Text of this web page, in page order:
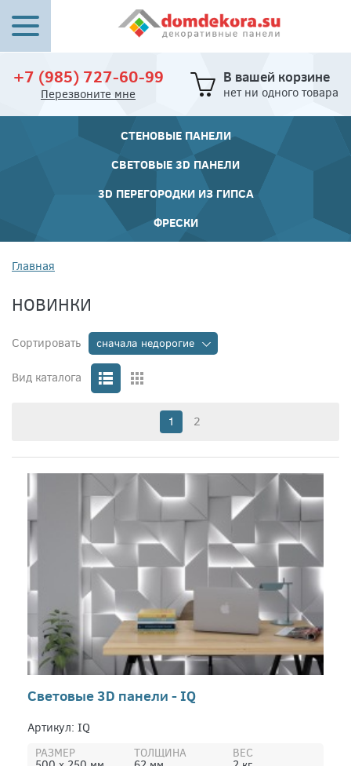
+7 (985) 727-60-99
Перезвоните мне
В вашей корзине
нет ни одного товара
СТЕНОВЫЕ ПАНЕЛИ
СВЕТОВЫЕ 3D ПАНЕЛИ
3D ПЕРЕГОРОДКИ ИЗ ГИПСА
ФРЕСКИ
Главная
НОВИНКИ
Сортировать сначала недорогие
Вид каталога
1 2
Световые 3D панели - IQ
Артикул: IQ
РАЗМЕР ТОЛЩИНА ВЕС